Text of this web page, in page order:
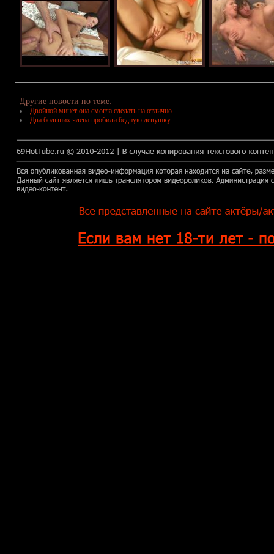
Другие новости по теме:
Двойной минет она смогла сделать на отлично
Два больших члена пробили бедную девушку